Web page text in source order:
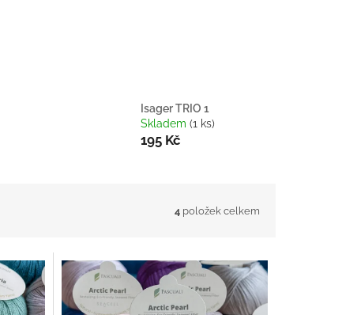
Isager TRIO 1
Skladem (1 ks)
195 Kč
4 položek celkem